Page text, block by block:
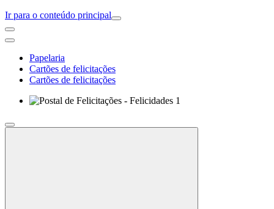
Ir para o conteúdo principal
Papelaria
Cartões de felicitações
Cartões de felicitações